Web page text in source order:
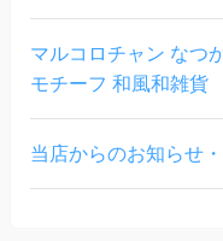
マルコロチャン なつ
モチーフ 和風和雑貨
当店からのお知らせ